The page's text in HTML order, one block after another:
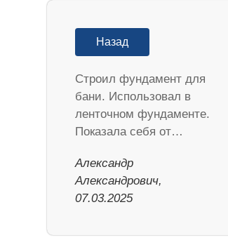
Назад
Строил фундамент для
бани. Использовал в
ленточном фундаменте.
Показала себя от…
Александр
Александрович,
07.03.2025